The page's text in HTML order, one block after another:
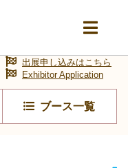
ブース一覧
出展申し込みはこちら
Exhibitor Application